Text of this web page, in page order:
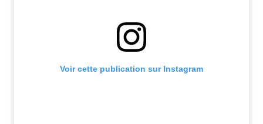
Voir cette publication sur Instagram